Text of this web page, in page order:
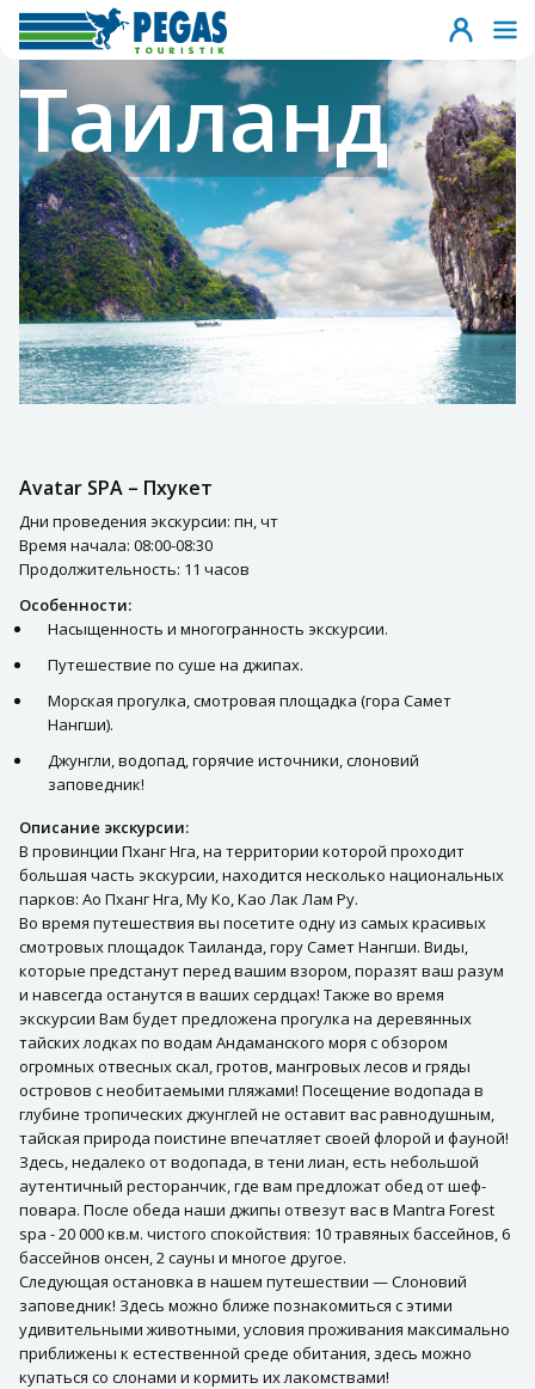
Таиланд
Avatar SPA – Пхукет
Дни проведения экскурсии: пн, чт
Время начала: 08:00-08:30
Продолжительность: 11 часов
Особенности:
Насыщенность и многогранность экскурсии.
Путешествие по суше на джипах.
Морская прогулка, смотровая площадка (гора Самет
Нангши).
Джунгли, водопад, горячие источники, слоновий
заповедник!
Описание экскурсии:
В провинции Пханг Нга, на территории которой проходит
большая часть экскурсии, находится несколько национальных
парков: Ао Пханг Нга, Му Ко, Као Лак Лам Ру.
Во время путешествия вы посетите одну из самых красивых
смотровых площадок Таиланда, гору Самет Нангши. Виды,
которые предстанут перед вашим взором, поразят ваш разум
и навсегда останутся в ваших сердцах! Также во время
экскурсии Вам будет предложена прогулка на деревянных
тайских лодках по водам Андаманского моря с обзором
огромных отвесных скал, гротов, мангровых лесов и гряды
островов с необитаемыми пляжами! Посещение водопада в
глубине тропических джунглей не оставит вас равнодушным,
тайская природа поистине впечатляет своей флорой и фауной!
Здесь, недалеко от водопада, в тени лиан, есть небольшой
аутентичный ресторанчик, где вам предложат обед от шеф-
повара. После обеда наши джипы отвезут вас в Mantra Forest
spa - 20 000 кв.м. чистого спокойствия: 10 травяных бассейнов, 6
бассейнов онсен, 2 сауны и многое другое.
Следующая остановка в нашем путешествии — Слоновий
заповедник! Здесь можно ближе познакомиться с этими
удивительными животными, условия проживания максимально
приближены к естественной среде обитания, здесь можно
купаться со слонами и кормить их лакомствами!